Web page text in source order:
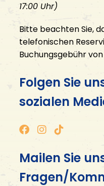
17:00 Uhr)
Bitte beachten Sie,
telefonischen
Buchungsgebühr
Folgen Sie
sozialen
Mailen Sie
Fragen/